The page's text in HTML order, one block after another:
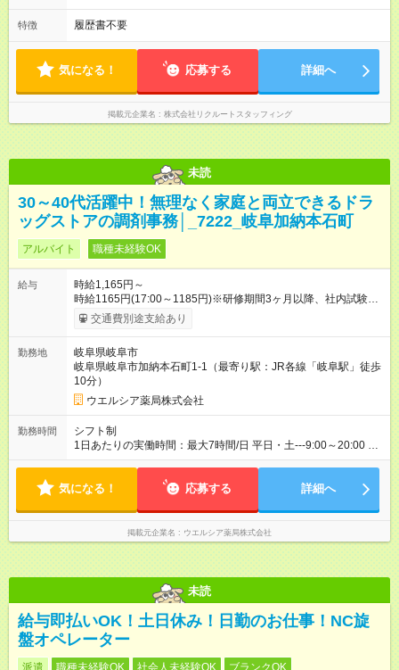
特徴 履歴書不要
気になる！ 応募する 詳細へ
掲載元企業名 株式会社リクルートスタッフィング
未読
30～40代活躍中！無理なく家庭と両立できるドラ
ッグストアの調剤事務│_7222_岐阜加納本石町
アルバイト 職種未経験OK
給与
時給1,165円～
時給1165円(17:00～1185円)※研修期間3ヶ月以降、社内試験に
よる更新判定あり 社内試験合格後、時給＋50～100円の昇給あ
り （大学生は＋20円） 試用期間あり：入社日から3ヶ月間／本
間の長さ：3ヶ月 雇用形態、給与は本採用時と同じです。
交通費別途支給あり
勤務地
岐阜県岐阜市
岐阜県岐阜市加納本石町1-1（最寄り駅：JR各線「岐阜駅」徒歩
10分）
ウエルシア薬局株式会社
勤務時間
シフト制
1日あたりの実働時間：最大7時間/日 平日・土---9:00～20:00 ※
固定シフト制 1日6時間～応相談 ☆土曜日を含む週4～5日の勤務
資格可
気になる！ 応募する 詳細へ
掲載元企業名 ウエルシア薬局株式会社
未読
給与即払いOK！土日休み！日勤のお仕事！NC旋
盤オペレーター
派遣 職種未経験OK 社会人未経験OK ブランクOK